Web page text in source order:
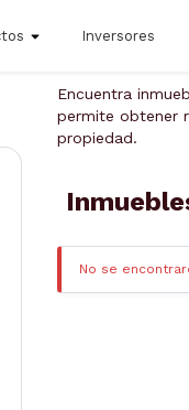
Inversores
Encuentra
permite obtener
propiedad.
No se